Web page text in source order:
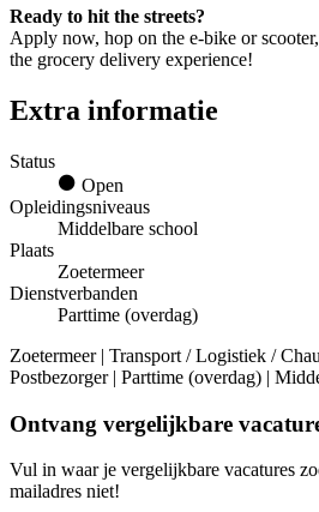
Ready to hit the streets?
Apply now, hop on the e-bike or
the grocery delivery experience!
Extra informatie
Status
Open
Opleidingsniveaus
Middelbare school
Plaats
Zoetermeer
Dienstverbanden
Parttime (overdag)
Zoetermeer | Transport / Logistiek /
Postbezorger | Parttime (overdag) |
Ontvang vergelijkbare
Vul in waar je vergelijkbare vacatures
mailadres niet!